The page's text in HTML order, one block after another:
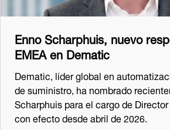
Enno Scharphuis, nuevo
EMEA en Dematic
Dematic, líder global en
de suministro, ha nombrado
Scharphuis para el cargo de
con efecto desde abril de 2026.